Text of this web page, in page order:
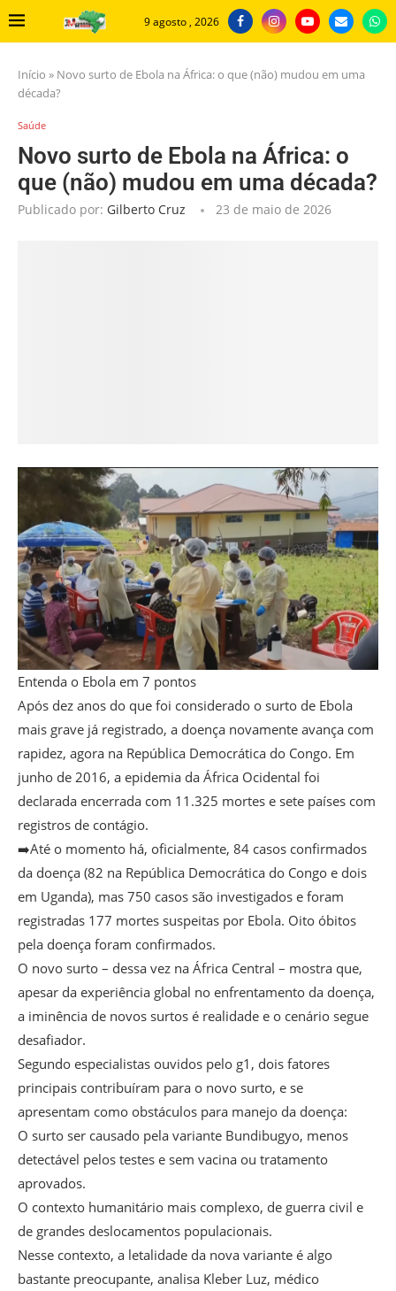
9 agosto , 2026
Início » Novo surto de Ebola na África: o que (não) mudou em uma
década?
Saúde
Novo surto de Ebola na África: o
que (não) mudou em uma década?
Publicado por: Gilberto Cruz 23 de maio de 2026
Entenda o Ebola em 7 pontos
Após dez anos do que foi considerado o surto de Ebola
mais grave já registrado, a doença novamente avança com
rapidez, agora na República Democrática do Congo. Em
junho de 2016, a epidemia da África Ocidental foi
declarada encerrada com 11.325 mortes e sete países com
registros de contágio.
➡️Até o momento há, oficialmente, 84 casos confirmados
da doença (82 na República Democrática do Congo e dois
em Uganda), mas 750 casos são investigados e foram
registradas 177 mortes suspeitas por Ebola. Oito óbitos
pela doença foram confirmados.
O novo surto – dessa vez na África Central – mostra que,
apesar da experiência global no enfrentamento da doença,
a iminência de novos surtos é realidade e o cenário segue
desafiador.
Segundo especialistas ouvidos pelo g1, dois fatores
principais contribuíram para o novo surto, e se
apresentam como obstáculos para manejo da doença:
O surto ser causado pela variante Bundibugyo, menos
detectável pelos testes e sem vacina ou tratamento
aprovados.
O contexto humanitário mais complexo, de guerra civil e
de grandes deslocamentos populacionais.
Nesse contexto, a letalidade da nova variante é algo
bastante preocupante, analisa Kleber Luz, médico